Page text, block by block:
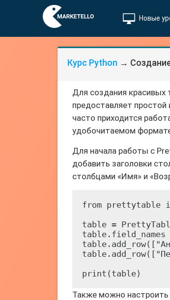
Новые
Курс Python →
Для создания красивых
предоставляет
часто приходится
удобочитаемом
Для начала работы с
добавить заголовки
столбцами «Имя» и
from prettytable
table =
Также можно настроить